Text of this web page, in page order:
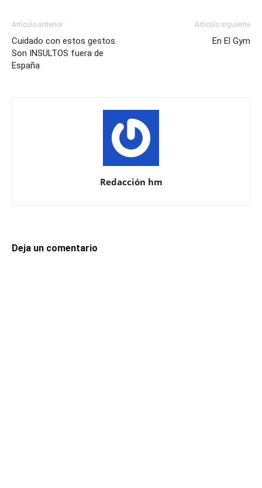
Artículo anterior
Cuidado con estos gestos.
Son INSULTOS fuera de
España
Artículo siguiente
En El Gym
Redacción hm
Deja un comentario